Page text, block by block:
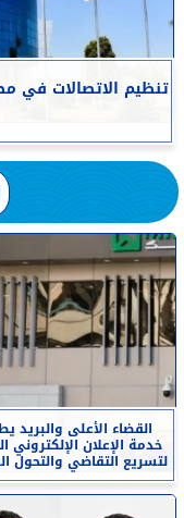
القضاء الأعلى والبريد
خدمة الإعلان
لتسريع التقاضي والتحول